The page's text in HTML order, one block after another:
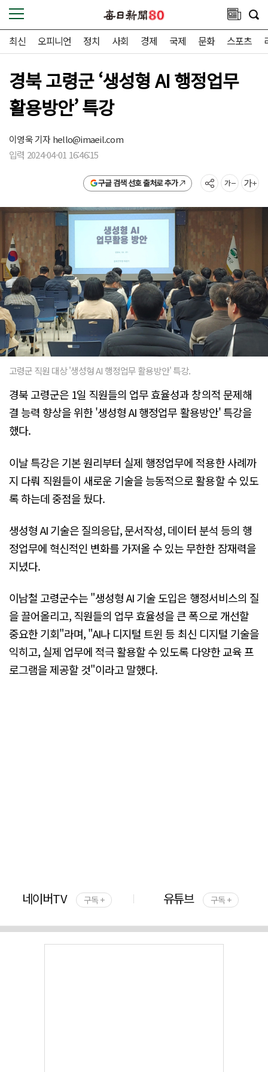
최신 오피니언 정치 사회 경제 국제 문화 스포츠
경북 고령군 ‘생성형 AI 행정업무
활용방안’ 특강
이영욱 기자hello@imaeil.com
입력 2024-04-01 16:46:15
구글 검색 선호 출처로 추가
고령군 직원 대상 '생성형 AI 행정업무 활용방안' 특강.
경북 고령군은 1일 직원들의 업무 효율성과 창의적 문제해
결 능력 향상을 위한 '생성형 AI 행정업무 활용방안' 특강을
했다.
이날 특강은 기본 원리부터 실제 행정업무에 적용한 사례까
지 다뤄 직원들이 새로운 기술을 능동적으로 활용할 수 있도
록 하는데 중점을 뒀다.
생성형 AI 기술은 질의응답, 문서작성, 데이터 분석 등의 행
정업무에 혁신적인 변화를 가져올 수 있는 무한한 잠재력을
지녔다.
이남철 고령군수는 "생성형 AI 기술 도입은 행정서비스의 질
을 끌어올리고, 직원들의 업무 효율성을 큰 폭으로 개선할
중요한 기회"라며, "AI나 디지털 트윈 등 최신 디지털 기술을
익히고, 실제 업무에 적극 활용할 수 있도록 다양한 교육 프
로그램을 제공할 것"이라고 말했다.
네이버TV 구독 + 유튜브 구독 +